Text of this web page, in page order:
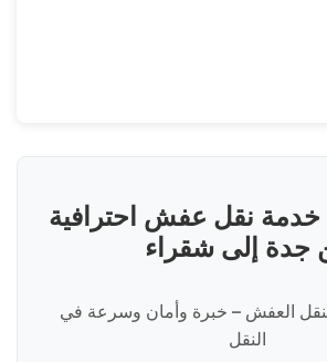
نقل عفش احترافية
جدة إلى شقراء
العفش – خبرة وأمان وسرعة في
النقل